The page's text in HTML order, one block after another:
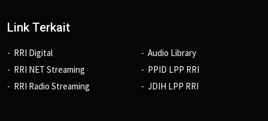
Link Terkait
RRI Digital
RRI NET Streaming
RRI Radio Streaming
Audio Library
PPID LPP RRI
JDIH LPP RRI